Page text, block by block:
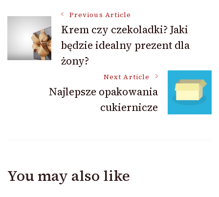
Post
Navigation
Previous Article
Krem czy czekoladki? Jaki
będzie idealny prezent dla
żony?
Next Article
Najlepsze opakowania
cukiernicze
You may also like